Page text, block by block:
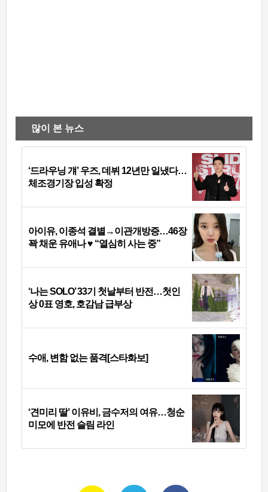
많이 본 뉴스
‘드라우닝 걔’ 우즈, 데뷔 12년만 일냈다…
체조경기장 입성 확정
아이유, 이종석 결별→이관개방증…46장
꽉 채운 유애나 ♥ “열심히 사는 중”
‘나는 SOLO’ 33기 첫날부터 반전…첫인
상 0표 영호, 호감남 급부상
수애, 변함 없는 품격[스타화보]
‘견미리 딸’ 이유비, 금수저의 여유…청순
미모에 반전 슬림 라인